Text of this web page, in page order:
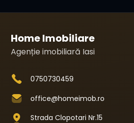
Home Imobiliare
Agenție imobiliară Iasi
0750730459
office@homeimob.ro
Strada Clopotari Nr.15